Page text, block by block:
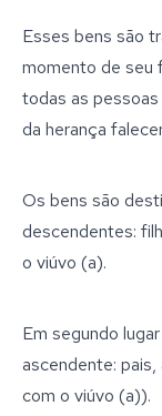
Esses bens são
momento de seu
todas as
da herança
Os bens são
descendentes:
o viúvo (a).
Em segundo
ascendente:
com o viúvo (a)).